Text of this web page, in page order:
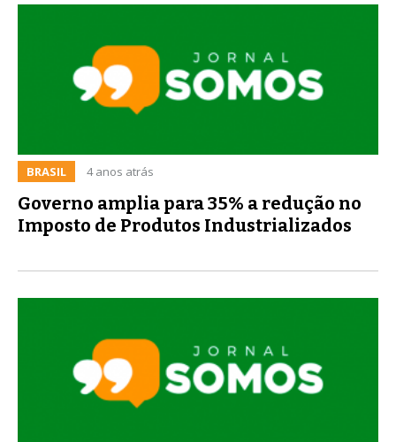
BRASIL 4 anos atrás
Governo amplia para 35% a redução no
Imposto de Produtos Industrializados